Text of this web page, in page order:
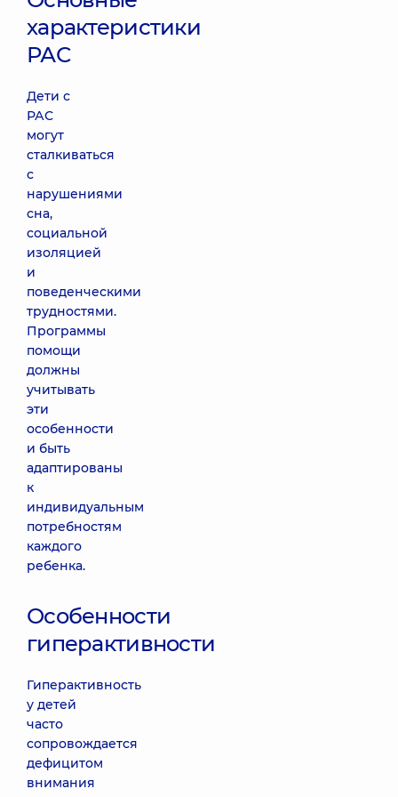
характеристики
РАС
Дети с
РАС
могут
сталкиваться
с
нарушениями
сна,
социальной
изоляцией
и
поведенческими
трудностями.
Программы
помощи
должны
учитывать
эти
особенности
и быть
адаптированы
к
индивидуальным
потребностям
каждого
ребенка.
Особенности
гиперактивности
Гиперактивность
у детей
часто
сопровождается
дефицитом
внимания